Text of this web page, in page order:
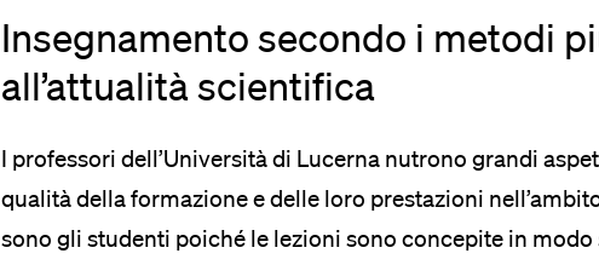
Insegnamento secondo i metodi
all’attualità scientifica
I professori dell’Università di Lucerna nutrono grandi
qualità della formazione e delle loro prestazioni
sono gli studenti poiché le lezioni sono concepite in